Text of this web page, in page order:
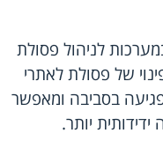
לניהול פסולת
של פסולת לאתרי
בסביבה ומאפשר
יותר.